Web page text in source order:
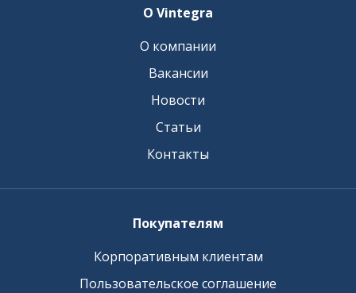
О Vintegra
О компании
Вакансии
Новости
Статьи
Контакты
Покупателям
Корпоративным клиентам
Пользовательское соглашение